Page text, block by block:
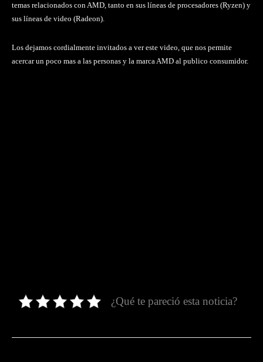
temas relacionados con AMD, tanto en sus líneas de procesadores (Ryzen) y
sus líneas de video (Radeon).
Los dejamos cordialmente invitados a ver este video, que nos permite
acercar un poco mas a las personas y la marca AMD al publico consumidor.
¿Qué te pareció esta noticia?